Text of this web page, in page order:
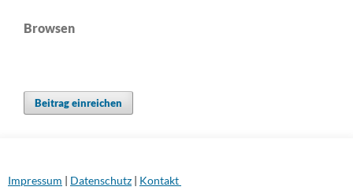
Browsen
Beitrag einreichen
Impressum | Datenschutz| Kontakt